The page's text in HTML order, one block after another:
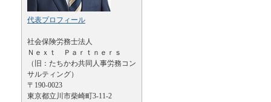
代表プロフィール
社会保険労務士法人
Ｎｅｘｔ Ｐａｒｔｎｅｒｓ
（旧：たちかわ共同人事労務コン
サルティング）
〒190-0023
東京都立川市柴崎町3-11-2